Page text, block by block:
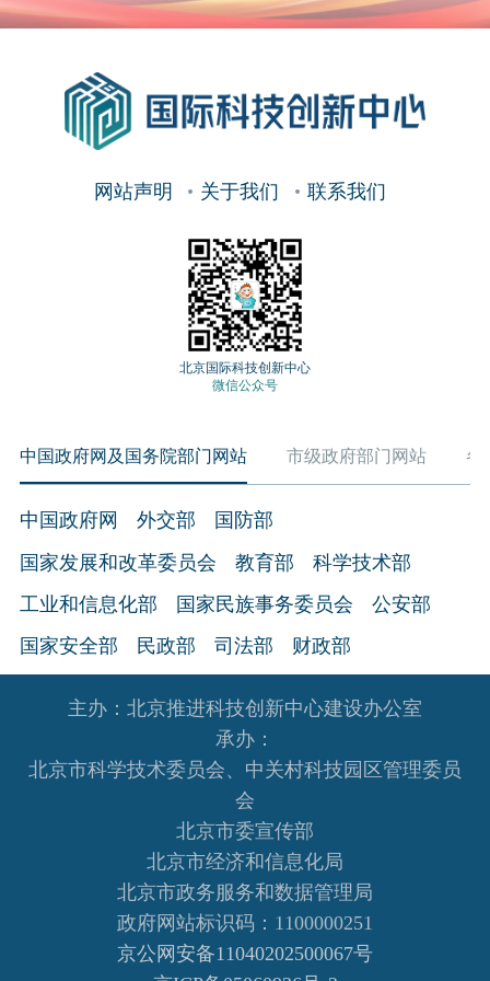
网站声明 关于我们 联系我们
北京国际科技创新中心
微信公众号
中国政府网及国务院部门网站 市级政府部门网站 各
中国政府网 外交部
国防部
国家发展和改革委员会
教育部
科学技术部
工业和信息化部
国家民族事务委员会
公安部
国家安全部
民政部 司法部
财政部
交通运输部
农业农村部
商务部
文化和旅游部
退役军人事务部
人民银行
审计署
国家语言文字工作委员会
国家外国专家局
国家原子能机构
国家海洋局
主办：北京推进科技创新中心建设办公室
承办：
北京市科学技术委员会、中关村科技园区管理委员
会
北京市委宣传部
北京市经济和信息化局
北京市政务服务和数据管理局
政府网站标识码：1100000251
京公网安备11040202500067号